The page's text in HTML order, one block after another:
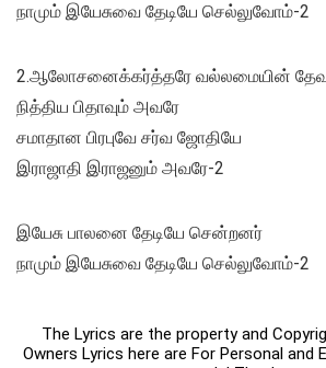
நாமும் இயேசுவை தேடியே செல்லுவோம்-2
2.ஆலோசனைக்கர்த்தரே வல்லமையின்
நித்திய பிதாவும் அவரே
சமாதான பிரபுவே சர்வ ஜோதியே
இராஜாதி இராஜனும் அவரே-2
இயேசு பாலனை தேடியே சென்றனர்
நாமும் இயேசுவை தேடியே செல்லுவோம்-2
The Lyrics are the property and
Owners Lyrics here are For Personal and